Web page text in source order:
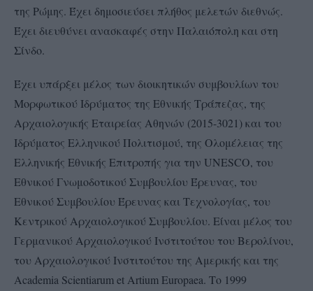
της Ρώμης. Έχει δημοσιεύσει πλήθος μελετών διεθνώς.
Έχει διευθύνει ανασκαφές στην Παλαιόπολη και στη
Σίνδο.
Έχει υπάρξει μέλος των διοικητικών συμβουλίων του
Μορφωτικού Ιδρύματος της Εθνικής Τράπεζας, της
Αρχαιολογικής Εταιρείας Αθηνών (2015-3021) και του
Ιδρύματος Ελληνικού Πολιτισμού, της Ολομέλειας της
Ελληνικής Εθνικής Επιτροπής για την UNESCO, του
Εθνικού Γνωμοδοτικού Συμβουλίου Έρευνας, του
Εθνικού Συμβουλίου Έρευνας και Τεχνολογίας, του
Κεντρικού Αρχαιολογικού Συμβουλίου. Είναι μέλος του
Γερμανικού Αρχαιολογικού Ινστιτούτου του Βερολίνου,
του Αρχαιολογικού Ινστιτούτου της Αμερικής και της
Academia Scientiarum et Artium Europaea. Το 1999